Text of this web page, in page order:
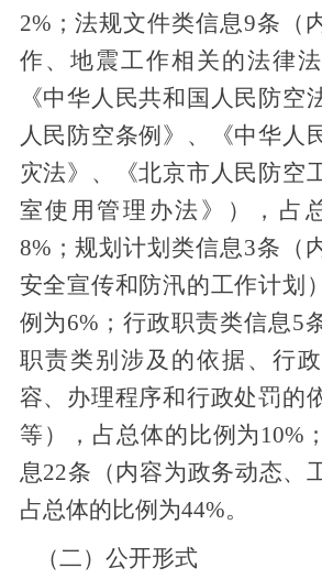
2%；法规文件类信息9条（
作、地震工作相关的法律
《中华人民共和国人民防空
人民防空条例》、《中华人
灾法》、《北京市人民防空
室使用管理办法》），占
8%；规划计划类信息3条（
安全宣传和防汛的工作计划
例为6%；行政职责类信息5
职责类别涉及的依据、行
容、办理程序和行政处罚的
等），占总体的比例为10%
息22条（内容为政务动态、
占总体的比例为44%。
（二）公开形式